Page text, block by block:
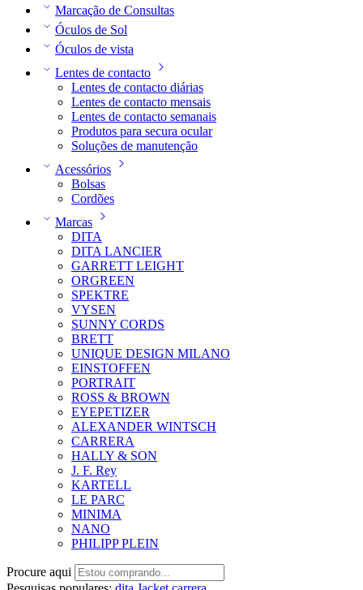
Marcação de Consultas
Óculos de Sol
Óculos de vista
Lentes de contacto
Lentes de contacto diárias
Lentes de contacto mensais
Lentes de contacto semanais
Produtos para secura ocular
Soluções de manutenção
Acessórios
Bolsas
Cordões
Marcas
DITA
DITA LANCIER
GARRETT LEIGHT
ORGREEN
SPEKTRE
VYSEN
SUNNY CORDS
BRETT
UNIQUE DESIGN MILANO
EINSTOFFEN
PORTRAIT
ROSS & BROWN
EYEPETIZER
ALEXANDER WINTSCH
CARRERA
HALLY & SON
J. F. Rey
KARTELL
LE PARC
MINIMA
NANO
PHILIPP PLEIN
Procure aqui